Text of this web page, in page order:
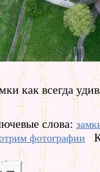
как всегда
слова:
фотографии